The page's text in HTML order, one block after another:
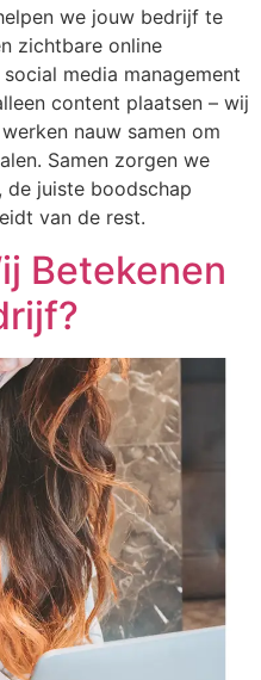
we jouw bedrijf te
zichtbare online
media management
content plaatsen – wij
nauw samen om
Samen zorgen we
juiste boodschap
van de rest.
Betekenen